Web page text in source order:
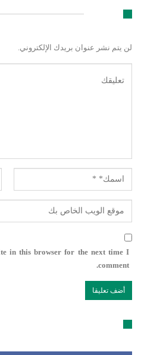
لن يتم نشر عنوان بريدك الإلكتروني.
in this browser for the next time I
comment.